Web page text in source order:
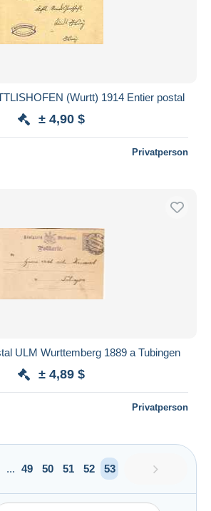
(Wurtt) 1914 Entier postal
± 4,90 $
Privatperson
ULM Wurttemberg 1889 a Tubingen
± 4,89 $
Privatperson
... 49 50 51 52 53